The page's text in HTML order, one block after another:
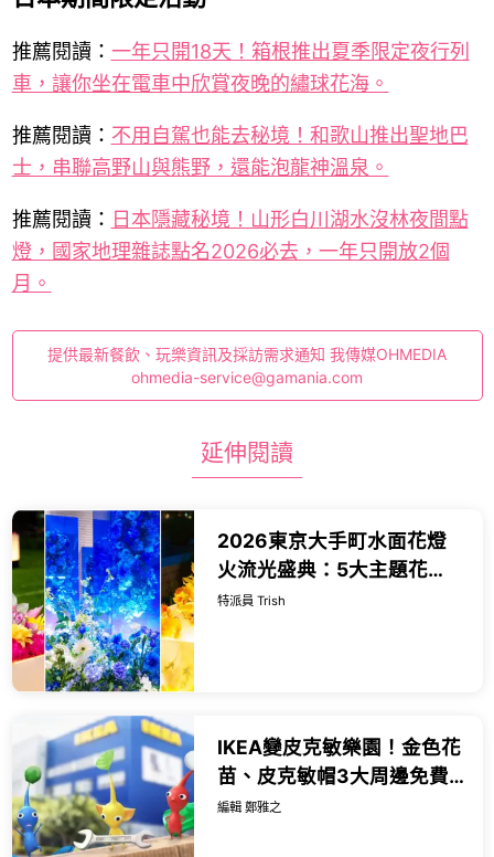
推薦閱讀： 一年只開18天！箱根推出夏季限定夜行列
車，讓你坐在電車中欣賞夜晚的繡球花海。
推薦閱讀： 不用自駕也能去秘境！和歌山推出聖地巴
士，串聯高野山與熊野，還能泡龍神溫泉。
推薦閱讀： 日本隱藏秘境！山形白川湖水沒林夜間點
燈，國家地理雜誌點名2026必去，一年只開放2個
月。
提供最新餐飲、玩樂資訊及採訪需求通知 我傳媒OHMEDIA
ohmedia-service@gamania.com
延伸閱讀
2026東京大手町水面花燈
火流光盛典：5大主題花
景、週四限定微醺夜市與大
特派員 Trish
IKEA變皮克敏樂園！金色花
苗、皮克敏帽3大周邊免費
送，吹冷氣種花很推。
編輯 鄭雅之